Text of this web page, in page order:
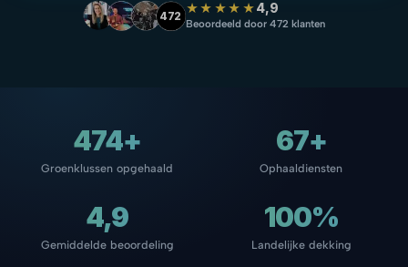
472 ★★★★★4,9
Beoordeeld door 472 klanten
474+
Groenklussen opgehaald
67+
Ophaaldiensten
4,9
Gemiddelde beoordeling
100%
Landelijke dekking